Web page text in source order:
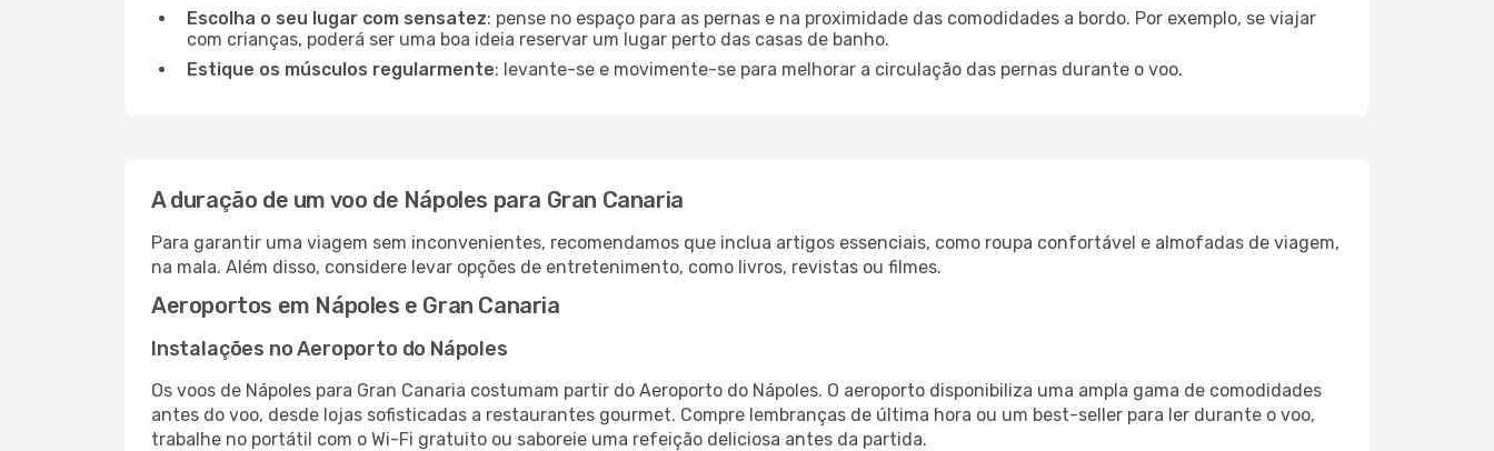
Escolha o seu lugar com sensatez: pense no espaço para as pernas e na proximidade das comodidades a bordo. Por exemplo, se viajar
com crianças, poderá ser uma boa ideia reservar um lugar perto das casas de banho.
Estique os músculos regularmente: levante-se e movimente-se para melhorar a circulação das pernas durante o voo.
A duração de um voo de Nápoles para Gran Canaria
Para garantir uma viagem sem inconvenientes, recomendamos que inclua artigos essenciais, como roupa confortável e almofadas de viagem,
na mala. Além disso, considere levar opções de entretenimento, como livros, revistas ou filmes.
Aeroportos em Nápoles e Gran Canaria
Instalações no Aeroporto do Nápoles
Os voos de Nápoles para Gran Canaria costumam partir do Aeroporto do Nápoles. O aeroporto disponibiliza uma ampla gama de comodidades
antes do voo, desde lojas sofisticadas a restaurantes gourmet. Compre lembranças de última hora ou um best-seller para ler durante o voo,
trabalhe no portátil com o Wi-Fi gratuito ou saboreie uma refeição deliciosa antes da partida.